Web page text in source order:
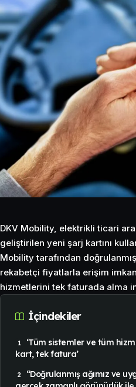
DKV Mobility, elektrikli ticari
geliştirilen yeni şarj kartını
Mobility tarafından
rekabetçi fiyatlarla erişim
hizmetlerini tek faturada alma
İçindekiler
‘Tüm sistemler ve tüm
kart, tek fatura’
“Doğrulanmış ağımız ve